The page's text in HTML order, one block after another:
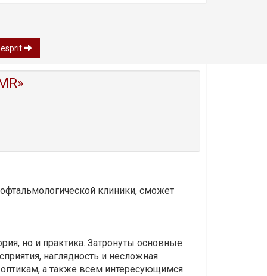
клиники, сможет
но и практика. Затронуты основные
наглядность и несложная
а также всем интересующимся